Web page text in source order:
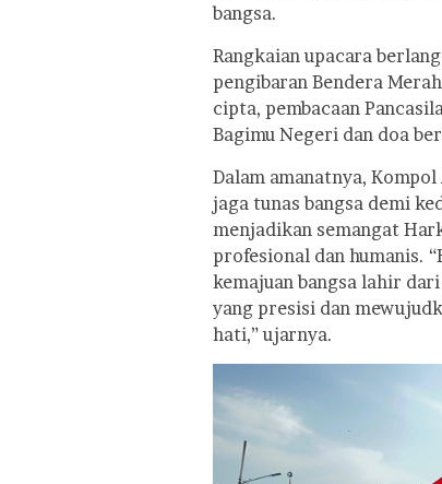
bangsa.
Rangkaian upacara
pengibaran Bendera
cipta, pembacaan
Bagimu Negeri dan doa
Dalam amanatnya,
jaga tunas bangsa demi
menjadikan semangat
profesional dan humanis.
kemajuan bangsa lahir
yang presisi dan
hati,” ujarnya.